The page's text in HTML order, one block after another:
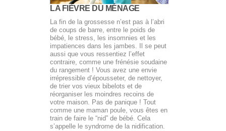
LA FIÈVRE DU MÉNAGE
La fin de la grossesse n’est pas à l’abri
de coups de barre, entre le poids de
bébé, le stress, les insomnies et les
impatiences dans les jambes. Il se peut
aussi que vous ressentiez l’effet
contraire, comme une frénésie soudaine
du rangement ! Vous avez une envie
irrépressible d’épousseter, de nettoyer,
de trier vos vieux bibelots et de
réorganiser les moindres recoins de
votre maison. Pas de panique ! Tout
comme une maman poule, vous êtes en
train de faire le “nid” de bébé. Cela
s’appelle le syndrome de la nidification.